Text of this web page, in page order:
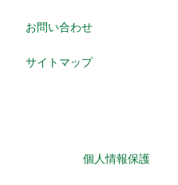
お問い合わせ
サイトマップ
個人情報保護